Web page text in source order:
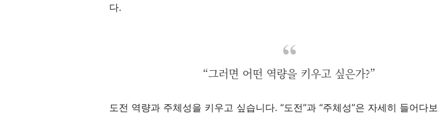
다.
“그러면 어떤 역량을 키우고 싶은가?”
도전 역량과 주체성을 키우고 싶습니다. “도전”과 “주체성”은 자세히 들어다